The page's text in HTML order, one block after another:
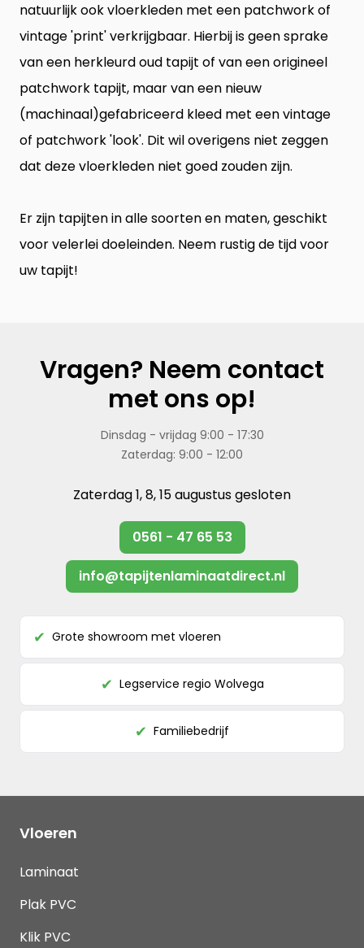
natuurlijk ookvloerkleden met een patchwork of
vintage 'print' verkrijgbaar. Hierbij is geen sprake
van een herkleurd oud tapijt of van een origineel
patchwork tapijt, maar van een nieuw
(machinaal)gefabriceerd kleed met een vintage
of patchwork 'look'. Dit wil overigens niet zeggen
dat deze vloerkleden niet goed zouden zijn.
Er zijn tapijten in alle soorten en maten, geschikt
voor velerlei doeleinden. Neem rustig de tijd voor
uw tapijt!
Vragen? Neem contact
met ons op!
Dinsdag - vrijdag 9:00 - 17:30
Zaterdag: 9:00 - 12:00
Zaterdag 1, 8, 15 augustus gesloten
0561 - 47 65 53
info@tapijtenlaminaatdirect.nl
✔ Grote showroom met vloeren
✔ Legservice regio Wolvega
✔ Familiebedrijf
Vloeren
Laminaat
Plak PVC
Klik PVC